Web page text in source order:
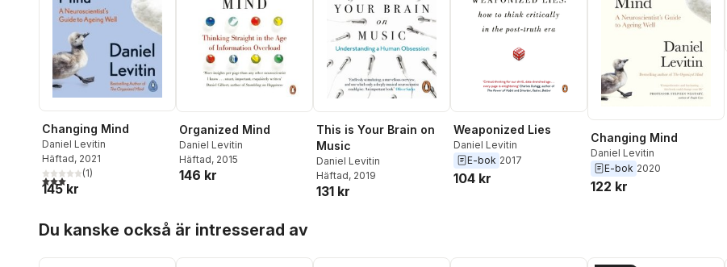
Changing Mind
Daniel Levitin
Häftad, 2021
3,0utav 5 stjärnor. Totalt antal röster:
(1)
145 kr
Organized Mind
Daniel Levitin
Häftad, 2015
146 kr
This is Your Brain on
Music
Daniel Levitin
Häftad, 2019
131 kr
Weaponized Lies
Daniel Levitin
E-bok 2017
104 kr
Changing Mind
Daniel Levitin
E-bok 2020
122 kr
Du kanske också är intresserad av